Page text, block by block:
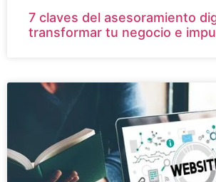
7 claves del asesoramiento
transformar tu negocio e